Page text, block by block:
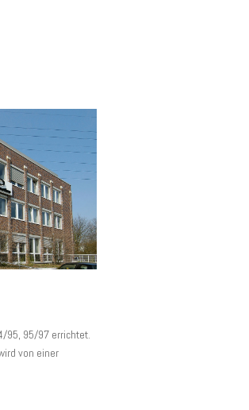
95, 95/97 errichtet.
von einer